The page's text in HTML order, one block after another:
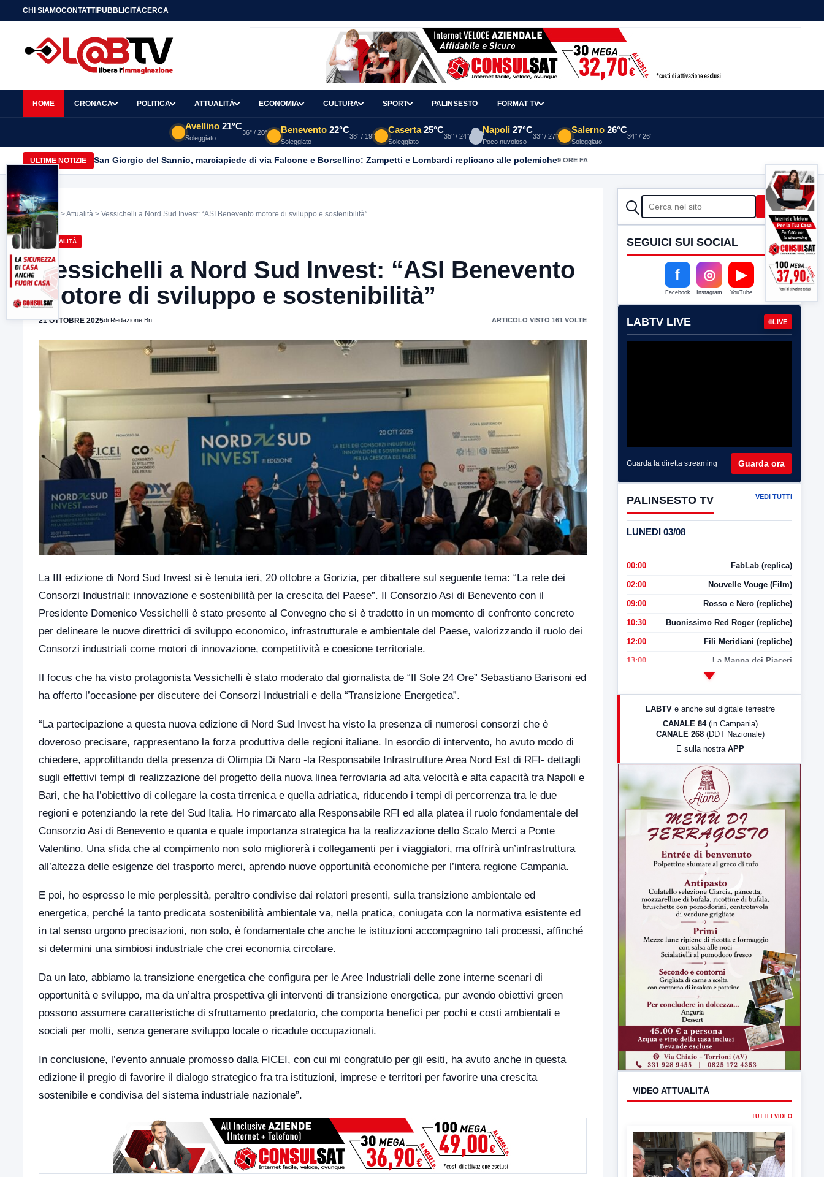
CHI SIAMOCONTATTIPUBBLICITÀCERCA
HOME CRONACA POLITICA ATTUALITÀ ECONOMIA CULTURA SPORT PALINSESTO FORMAT TV
Avellino 21°C
Soleggiato
36° / 20° Benevento 22°C
Soleggiato
38° / 19°
Caserta 25°C
Soleggiato
35° / 24°
Napoli 27°C
Poco nuvoloso
33° / 27°
Salerno 26°C
Soleggiato
34° / 26°
ULTIME NOTIZIE San Giorgio del Sannio, marciapiede di via Falcone e Borsellino: Zampetti e Lombardi replicano alle polemiche9 ORE FA
Home >Attualità > Vessichelli a Nord Sud Invest: “ASI Benevento motore di sviluppo e sostenibilità”
ATTUALITÀ
Vessichelli a Nord Sud Invest: “ASI Benevento
motore di sviluppo e sostenibilità”
21 OTTOBRE 2025di Redazione Bn ARTICOLO VISTO 161 VOLTE
La III edizione di Nord Sud Invest si è tenuta ieri, 20 ottobre a Gorizia, per dibattere sul seguente tema: “La rete dei
Consorzi Industriali: innovazione e sostenibilità per la crescita del Paese”. Il Consorzio Asi di Benevento con il
Presidente Domenico Vessichelli è stato presente al Convegno che si è tradotto in un momento di confronto concreto
per delineare le nuove direttrici di sviluppo economico, infrastrutturale e ambientale del Paese, valorizzando il ruolo dei
Consorzi industriali come motori di innovazione, competitività e coesione territoriale.
Il focus che ha visto protagonista Vessichelli è stato moderato dal giornalista de “Il Sole 24 Ore” Sebastiano Barisoni ed
ha offerto l’occasione per discutere dei Consorzi Industriali e della “Transizione Energetica”.
“La partecipazione a questa nuova edizione di Nord Sud Invest ha visto la presenza di numerosi consorzi che è
doveroso precisare, rappresentano la forza produttiva delle regioni italiane. In esordio di intervento, ho avuto modo di
chiedere, approfittando della presenza di Olimpia Di Naro -la Responsabile Infrastrutture Area Nord Est di RFI- dettagli
sugli effettivi tempi di realizzazione del progetto della nuova linea ferroviaria ad alta velocità e alta capacità tra Napoli e
Bari, che ha l’obiettivo di collegare la costa tirrenica e quella adriatica, riducendo i tempi di percorrenza tra le due
regioni e potenziando la rete del Sud Italia. Ho rimarcato alla Responsabile RFI ed alla platea il ruolo fondamentale del
Consorzio Asi di Benevento e quanta e quale importanza strategica ha la realizzazione dello Scalo Merci a Ponte
Valentino. Una sfida che al compimento non solo migliorerà i collegamenti per i viaggiatori, ma offrirà un’infrastruttura
all’altezza delle esigenze del trasporto merci, aprendo nuove opportunità economiche per l’intera regione Campania.
E poi, ho espresso le mie perplessità, peraltro condivise dai relatori presenti, sulla transizione ambientale ed
energetica, perché la tanto predicata sostenibilità ambientale va, nella pratica, coniugata con la normativa esistente ed
in tal senso urgono precisazioni, non solo, è fondamentale che anche le istituzioni accompagnino tali processi, affinché
si determini una simbiosi industriale che crei economia circolare.
Da un lato, abbiamo la transizione energetica che configura per le Aree Industriali delle zone interne scenari di
opportunità e sviluppo, ma da un’altra prospettiva gli interventi di transizione energetica, pur avendo obiettivi green
possono assumere caratteristiche di sfruttamento predatorio, che comporta benefici per pochi e costi ambientali e
sociali per molti, senza generare sviluppo locale o ricadute occupazionali.
In conclusione, l’evento annuale promosso dalla FICEI, con cui mi congratulo per gli esiti, ha avuto anche in questa
edizione il pregio di favorire il dialogo strategico fra tra istituzioni, imprese e territori per favorire una crescita
sostenibile e condivisa del sistema industriale nazionale”.
CERCA Cerca
SEGUICI SUI SOCIAL
f
Facebook
◎
Instagram
▶
YouTube
LABTV LIVE LIVE
Guarda la diretta streaming Guarda ora
PALINSESTO TV VEDI TUTTI
LUNEDI 03/08
00:00 FabLab (replica)
02:00 Nouvelle Vouge (Film)
09:00 Rosso e Nero (repliche)
10:30 Buonissimo Red Roger (repliche)
12:00 Fili Meridiani (repliche)
13:00 La Mappa dei Piaceri
LabNews (Diretta)
LabNews (replica)
LABTV e anche sul digitale terrestre
CANALE 84 (in Campania)
CANALE 268 (DDT Nazionale)
E sulla nostra APP
VIDEO ATTUALITÀ
TUTTI I VIDEO